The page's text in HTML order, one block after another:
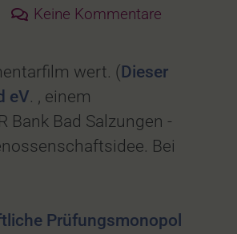
Keine Kommentare
wert. (Dieser
eV. , einem
Bad Salzungen -
Bei
Prüfungsmonopol